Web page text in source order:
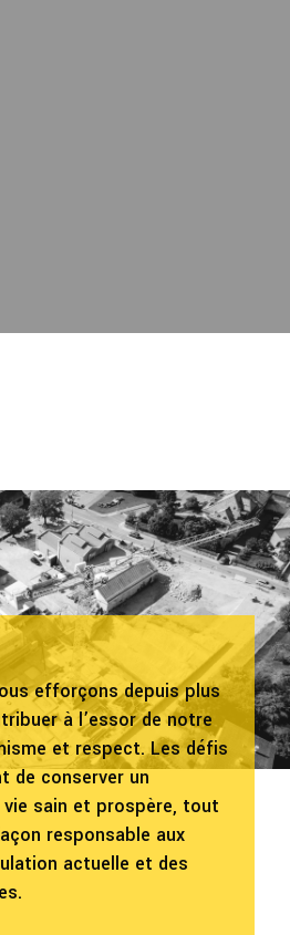
efforçons depuis plus
à l’essor de notre
et respect. Les défis
de conserver un
vie sain et prospère, tout
responsable aux
actuelle et des